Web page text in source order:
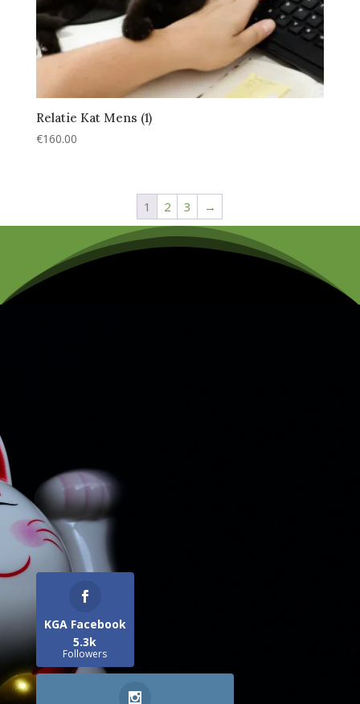
Relatie Kat Mens (1)
€160.00
1 2 3 →
KGA Facebook
5.3k
Followers